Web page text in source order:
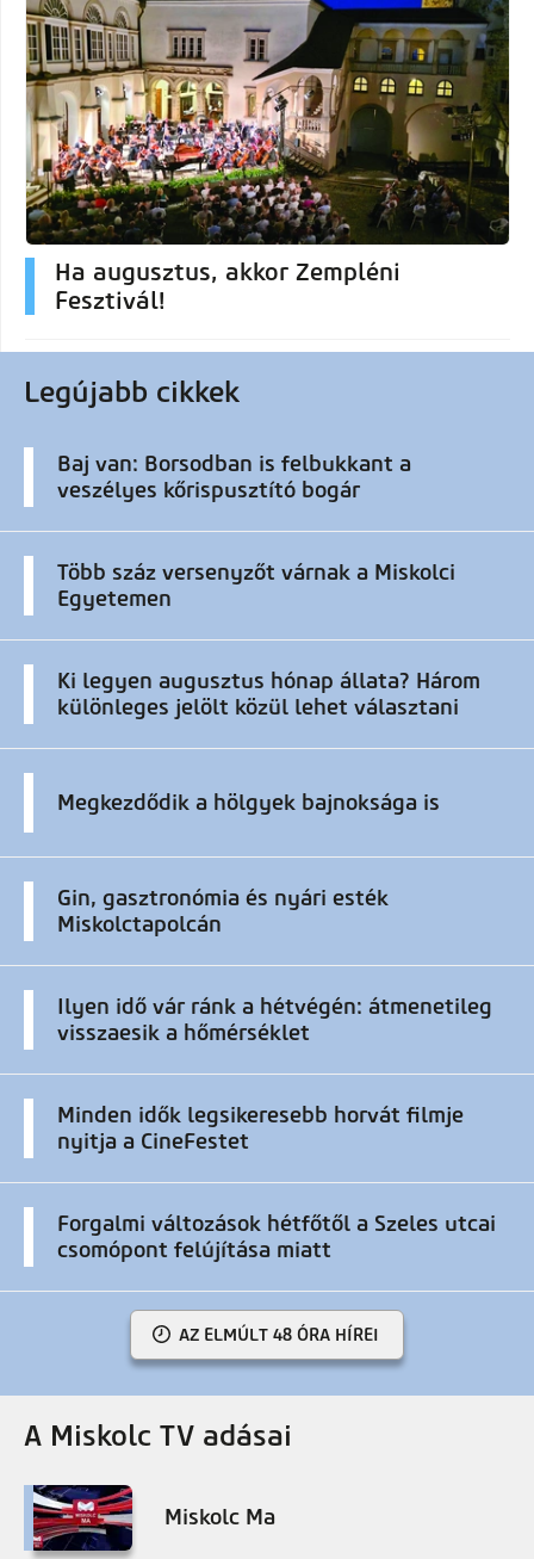
Ha augusztus, akkor Zempléni
Fesztivál!
Legújabb cikkek
Baj van: Borsodban is felbukkant a
veszélyes kőrispusztító bogár
Több száz versenyzőt várnak a Miskolci
Egyetemen
Ki legyen augusztus hónap állata? Három
különleges jelölt közül lehet választani
Megkezdődik a hölgyek bajnoksága is
Gin, gasztronómia és nyári esték
Miskolctapolcán
Ilyen idő vár ránk a hétvégén: átmenetileg
visszaesik a hőmérséklet
Minden idők legsikeresebb horvát filmje
nyitja a CineFestet
Forgalmi változások hétfőtől a Szeles utcai
csomópont felújítása miatt
AZ ELMÚLT 48 ÓRA HÍREI
A Miskolc TV adásai
Miskolc Ma